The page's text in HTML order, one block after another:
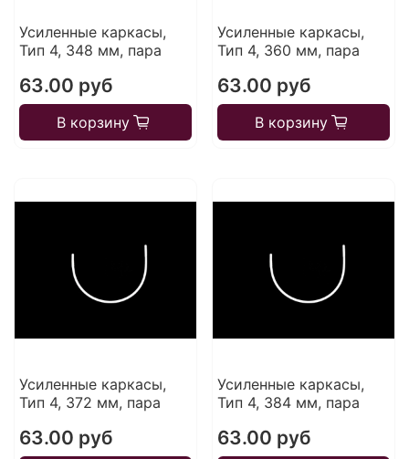
Усиленные каркасы,
Тип 4, 348 мм, пара
63.00 руб
В корзину
Усиленные каркасы,
Тип 4, 360 мм, пара
63.00 руб
В корзину
Усиленные каркасы,
Тип 4, 372 мм, пара
63.00 руб
Усиленные каркасы,
Тип 4, 384 мм, пара
63.00 руб